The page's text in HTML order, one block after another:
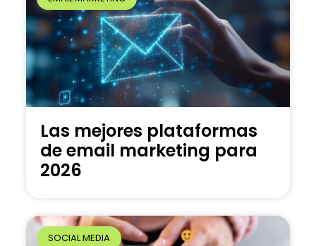
Las mejores plataformas
de email marketing para
2026
SOCIAL MEDIA